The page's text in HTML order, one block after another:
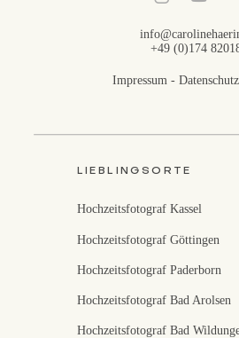
LIEBLINGSORTE
Hochzeitsfotograf Kassel
Hochzeitsfotograf Göttingen
Hochzeitsfotograf Paderborn
+49 (0)174
Hochzeitsfotograf Bad Arolsen
Hochzeitsfotograf Bad
Impressum -Datenschutz